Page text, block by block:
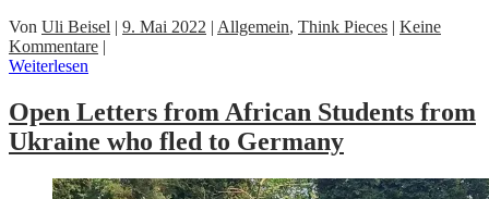
Von Uli Beisel | 9. Mai 2022 | Allgemein, Think Pieces | Keine
Kommentare |
Weiterlesen
Open Letters from African Students from
Ukraine who fled to Germany